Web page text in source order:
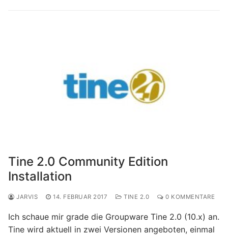
Tine 2.0 Community Edition
Installation
JARVIS 14. FEBRUAR 2017 TINE 2.0 0 KOMMENTARE
Ich schaue mir grade die Groupware Tine 2.0 (10.x) an.
Tine wird aktuell in zwei Versionen angeboten, einmal